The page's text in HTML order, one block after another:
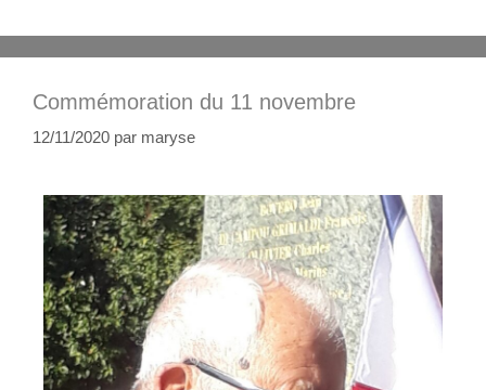
Commémoration du 11 novembre
12/11/2020 par maryse